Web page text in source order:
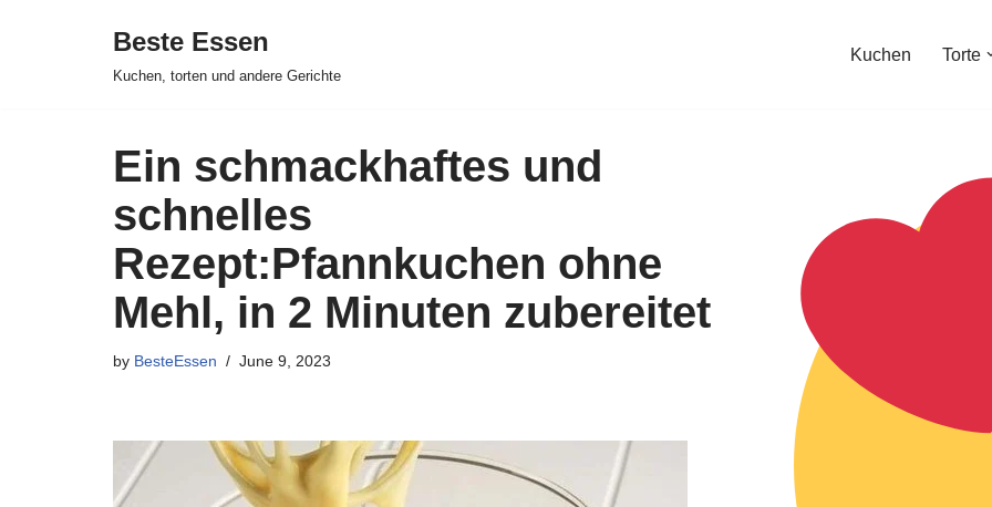
Beste Essen
Kuchen, torten und andere Gerichte
Kuchen Torte
Ein schmackhaftes und
schnelles
Rezept:Pfannkuchen ohne
Mehl, in 2 Minuten zubereitet
by BesteEssen June 9, 2023